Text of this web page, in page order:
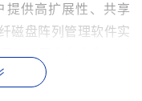
提供高扩展性、共享
磁盘阵列管理软件实
了该用户在未来5-10